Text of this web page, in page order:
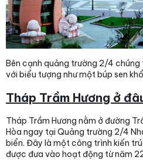
Bên cạnh quảng trường 2/4
với biểu tượng như một búp sen
Tháp Trầm Hương ở
Tháp Trầm Hương nằm ở đường
Hòa ngay tại Quảng trường 2/4
biển. Đây là một công trình kiến
được đưa vào hoạt động từ năm